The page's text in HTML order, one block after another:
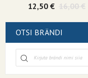
12,50 € 16,00 €
OTSI BRÄNDI